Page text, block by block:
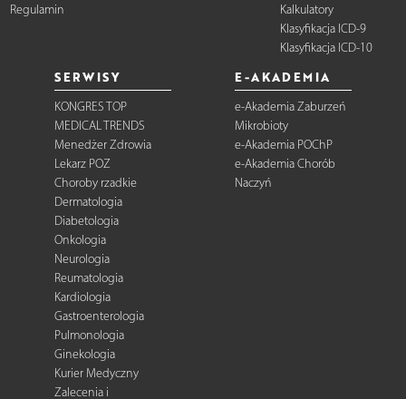
Regulamin
Kalkulatory
Klasyfikacja ICD-9
Klasyfikacja ICD-10
SERWISY
KONGRES TOP
MEDICAL TRENDS
Menedżer Zdrowia
Lekarz POZ
Choroby rzadkie
Dermatologia
Diabetologia
Onkologia
Neurologia
Reumatologia
Kardiologia
Gastroenterologia
Pulmonologia
Ginekologia
Kurier Medyczny
Zalecenia i
E-AKADEMIA
e-Akademia Zaburzeń
Mikrobioty
e-Akademia POChP
e-Akademia Chorób
Naczyń